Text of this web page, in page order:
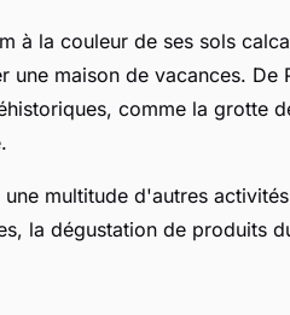
à la couleur de ses sols
maison de vacances. De
comme la grotte
multitude d'autres
la dégustation de produits